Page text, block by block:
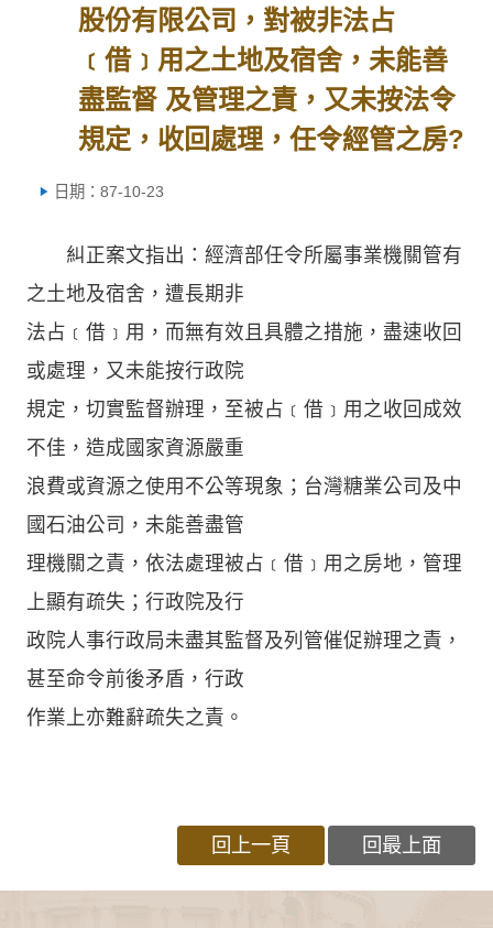
股份有限公司，對被非法占
﹝借﹞用之土地及宿舍，未能善
盡監督 及管理之責，又未按法令
規定，收回處理，任令經管之房?
日期：87-10-23
糾正案文指出：經濟部任令所屬事業機關管有
之土地及宿舍，遭長期非
法占﹝借﹞用，而無有效且具體之措施，盡速收回
或處理，又未能按行政院
規定，切實監督辦理，至被占﹝借﹞用之收回成效
不佳，造成國家資源嚴重
浪費或資源之使用不公等現象；台灣糖業公司及中
國石油公司，未能善盡管
理機關之責，依法處理被占﹝借﹞用之房地，管理
上顯有疏失；行政院及行
政院人事行政局未盡其監督及列管催促辦理之責，
甚至命令前後矛盾，行政
作業上亦難辭疏失之責。
回上一頁 回最上面